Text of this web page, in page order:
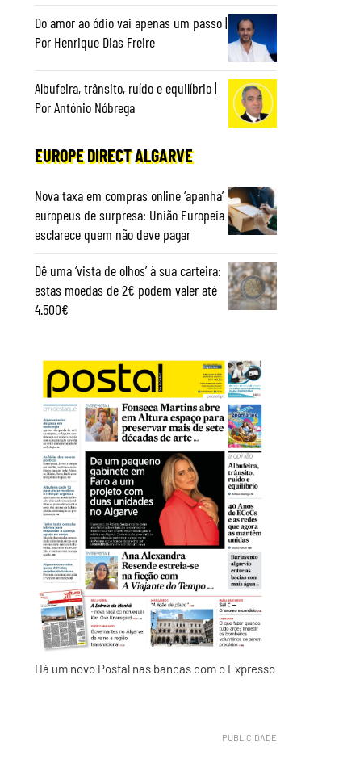
Do amor ao ódio vai apenas um passo |
Por Henrique Dias Freire
Albufeira, trânsito, ruído e equilíbrio |
Por António Nóbrega
EUROPE DIRECT ALGARVE
Nova taxa em compras online ‘apanha’
europeus de surpresa: União Europeia
esclarece quem não deve pagar
Dê uma ‘vista de olhos’ à sua carteira:
estas moedas de 2€ podem valer até
4.500€
Há um novo Postal nas bancas com o Expresso